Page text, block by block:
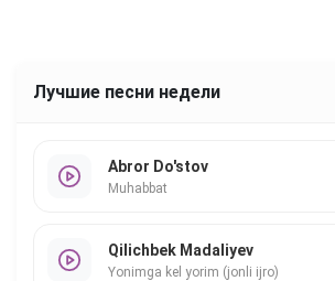
Лучшие песни недели
Abror Do'stov
Muhabbat
Qilichbek Madaliyev
Yonimga kel yorim (jonli ijro)